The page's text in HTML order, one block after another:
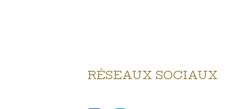
RÉSEAUX SOCIAUX